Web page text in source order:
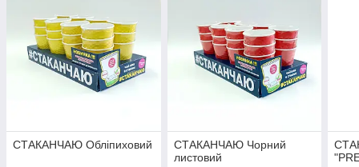
СТАКАНЧАЮ Обліпиховий
СТАКАНЧАЮ Чорний
листовий